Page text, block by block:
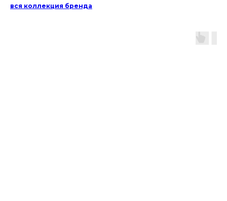
вся коллекция бренда